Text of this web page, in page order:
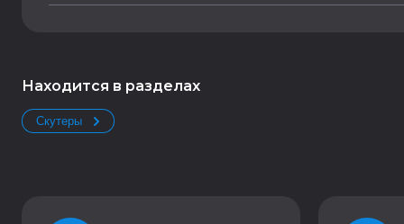
Находится в разделах
Скутеры